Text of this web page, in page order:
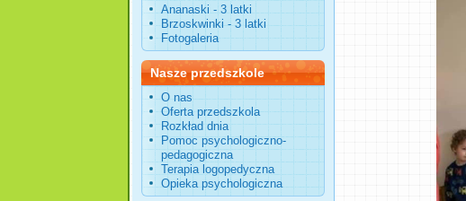
Ananaski - 3 latki
Brzoskwinki - 3 latki
Fotogaleria
Nasze przedszkole
O nas
Oferta przedszkola
Rozkład dnia
Pomoc psychologiczno-
pedagogiczna
Terapia logopedyczna
Opieka psychologiczna